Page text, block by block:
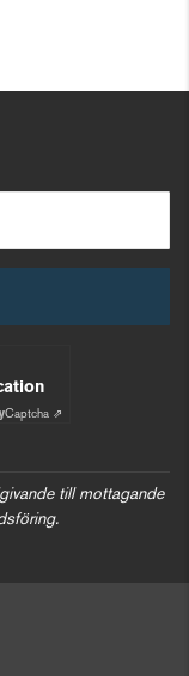
Captcha ⇗
till mottagande